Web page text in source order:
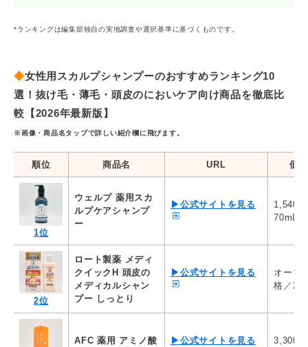
「泡立ちがいい」
「泡がへたらない」
3.8点：99-106円
3.5点：123-130円
3.4点：131-138円
3.3点：139-146円
3.0点：163-170円
2.8点：179-186円
2.7点：187-194円
2.6点：195-202円
2.5点：203-210円
2.4点：211-218円
2.3点：219-226円
2.0点：243-250円
1.9点：251-258円
1.8点：259-266円
1.7点：267-274円
1.6点：275-282円
1.5点：283-290円
1.3点：299-306円
*ランキングは編集部独自の実地調査や選択基準に基づくものです。
◆女性用スカルプシャンプーのおすすめランキング10
選！抜け毛・薄毛・頭皮のにおいケア向け商品を徹底比
較【2026年最新版】
※画像・商品名タップで詳しい紹介欄に飛びます。
順位 商品名 URL 価格
1位
ウェルプ 薬用スカ
ルプケアシャンプ
ー
▶公式サイトを見る
1,540
70mL
2位
ロート製薬 メディ
クイックH 頭皮の
メディカルシャン
プー しっとり
▶公式サイトを見る
オープ
格／
AFC 薬用 アミノ酸
▶公式サイトを見る
3,300